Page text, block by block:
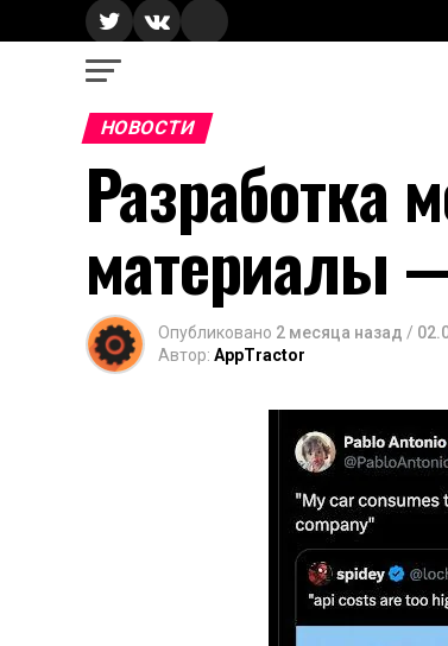
НОВОСТИ
Разработка
материалы
Опубликовано 2 месяца назад /
Автор: AppTractor